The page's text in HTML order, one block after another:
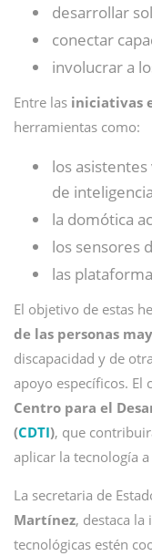
desarrollar
conectar
involucrar a
Entre las iniciativas
herramientas como:
los
de
la domótica
los sensores
las
El objetivo de estas
de las personas
discapacidad y de
apoyo específicos. El
Centro para el
(CDTI), que
aplicar la tecnología
La secretaria de
Martínez, destaca la
tecnológicas estén